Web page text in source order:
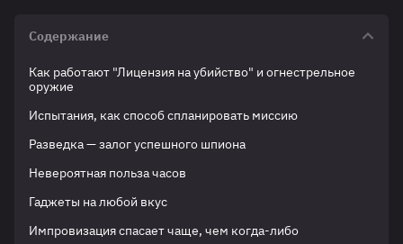
Содержание
Как работают "Лицензия на убийство" и огнестрельное
оружие
Испытания, как способ спланировать миссию
Разведка — залог успешного шпиона
Невероятная польза часов
Гаджеты на любой вкус
Импровизация спасает чаще, чем когда-либо